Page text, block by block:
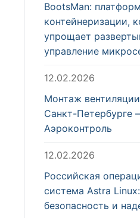
BootsMan:
контейнеризации,
упрощает
управление
12.02.2026
Монтаж
Санкт-Петербурге
Аэроконтроль
12.02.2026
Российская
система Astra Linux:
безопасность и